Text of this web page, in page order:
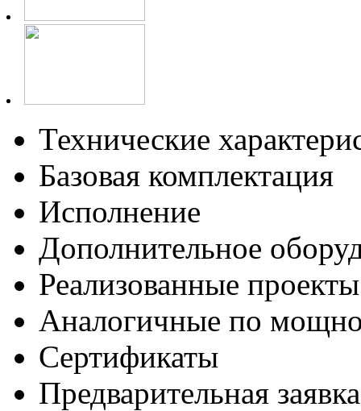
Технические
Базовая комплектация
Исполнение
Дополнительное
Реализованные проекты
Аналогичные по
Сертификаты
Предварительная заявка